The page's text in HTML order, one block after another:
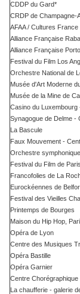
CDDP du Gard*
CRDP de Champagne-
AFAA / Cultures France
Alliance Française
Alliance Française
Festival du Film Los
Orchestre National de
Musée d'Art Moderne
Musée de la Mine de
Casino du
Synagogue de Delme -
La Bascule
Faux Mouvement -
Orchestre
Festival du Film de Paris
Francofolies de La
Eurockéennes de
Festival des Vieilles
Printemps de Bourges
Maison du Hip Hop,
Opéra de Lyon
Centre des Musiques
Opéra Bastille
Opéra Garnier
Centre
La chaufferie - galerie